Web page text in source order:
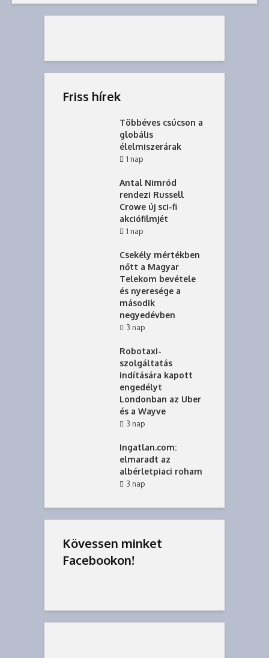
Friss hírek
Többéves csúcson a
globális
élelmiszerárak
1 nap
Antal Nimród
rendezi Russell
Crowe új sci-fi
akciófilmjét
1 nap
Csekély mértékben
nőtt a Magyar
Telekom bevétele
és nyeresége a
második
negyedévben
3 nap
Robotaxi-
szolgáltatás
indítására kapott
engedélyt
Londonban az Uber
és a Wayve
3 nap
Ingatlan.com:
elmaradt az
albérletpiaci roham
3 nap
Kövessen minket
Facebookon!